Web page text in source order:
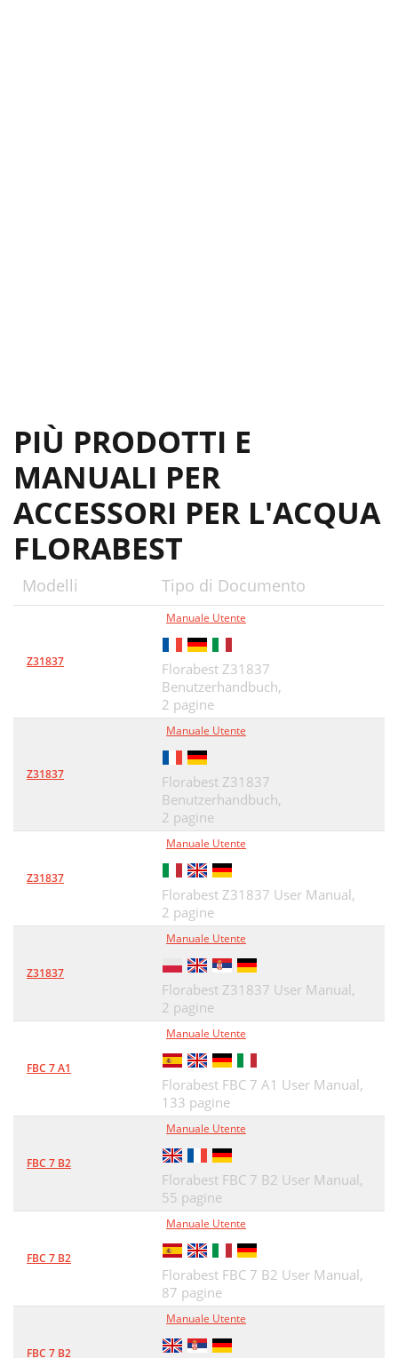
PIÙ PRODOTTI E
MANUALI PER
ACCESSORI PER L'ACQUA
FLORABEST
Modelli Tipo di Documento
Z31837
Manuale Utente
Florabest Z31837
Benutzerhandbuch,
2 pagine
Z31837
Manuale Utente
Florabest Z31837
Benutzerhandbuch,
2 pagine
Z31837
Manuale Utente
Florabest Z31837 User Manual,
2 pagine
Z31837
Manuale Utente
Florabest Z31837 User Manual,
2 pagine
FBC 7 A1
Manuale Utente
Florabest FBC 7 A1 User Manual,
133 pagine
FBC 7 B2
Manuale Utente
Florabest FBC 7 B2 User Manual,
55 pagine
FBC 7 B2
Manuale Utente
Florabest FBC 7 B2 User Manual,
87 pagine
FBC 7 B2
Manuale Utente